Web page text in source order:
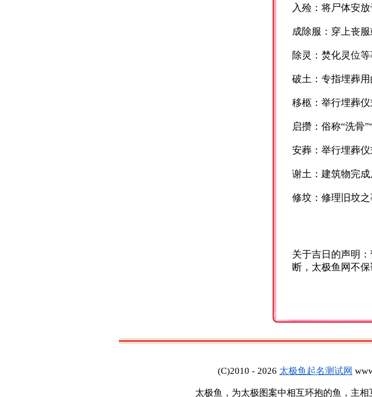
入殓：将尸体安放
成除服：穿上丧服
除灵：焚化灵位等
破土：专指埋葬用
移柩：举行埋葬仪
启攒：俗称“洗骨
安葬：举行埋葬仪
谢土：建筑物完成
修坟：修理旧坟之
关于吉日的声明
断，太极鱼网不
(C)2010 - 2026 太极鱼起名测试网
太极鱼，为太极图案中相互环抱的鱼，主